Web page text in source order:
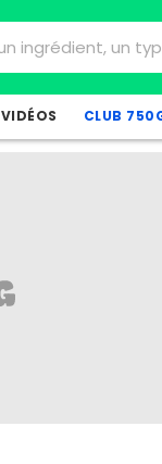
VIDÉOS CLUB